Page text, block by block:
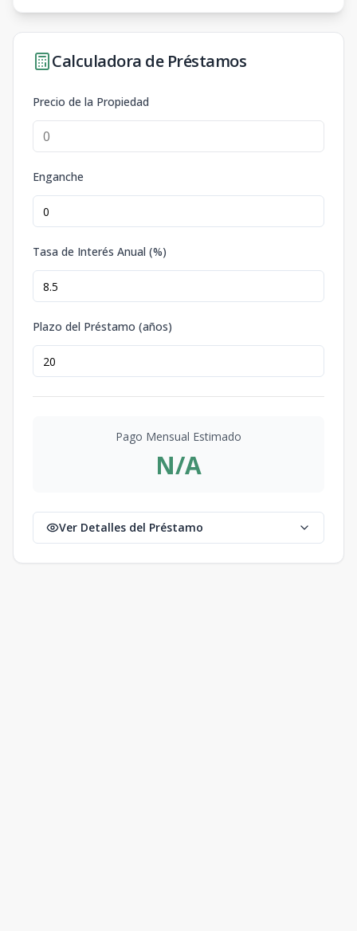
Calculadora de Préstamos
Precio de la Propiedad
Enganche
Tasa de Interés Anual (%)
Plazo del Préstamo (años)
Pago Mensual Estimado
N/A
Ver Detalles del Préstamo